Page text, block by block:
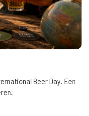
Beer Day. Een